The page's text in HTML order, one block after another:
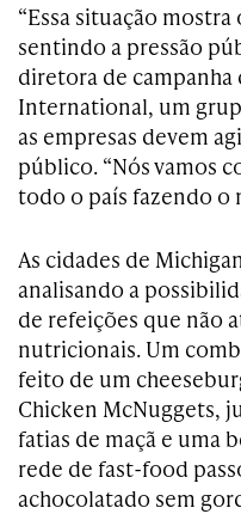
“Essa situação
sentindo a pressão
diretora de
International, um
as empresas devem
público. “Nós vamos
todo o país fazendo o
As cidades de
analisando a
de refeições que não
nutricionais. Um
feito de um
Chicken McNuggets,
fatias de maçã e uma
rede de fast-food
achocolatado sem